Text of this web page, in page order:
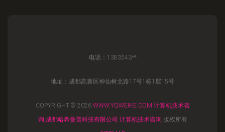
电话：1383543**
地址：成都高新区神仙树北路17号1栋1层15号
COPYRIGHT © 2026 WWW.YQWEIKE.COM 计算机技术咨
询 成都哈希曼普科技有限公司 计算机技术咨询 版权所有